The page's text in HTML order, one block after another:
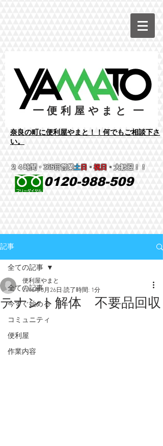
0120-988-509
２４時間 ・365日営業土日 ・祝日 ・大歓迎！！
​奈良の町に便利屋やまと！！何でもご相談下さ
い。
ー 便利屋やまと ー
記事
全ての記事
今すぐ始める
コミュニティ
便利屋
作業内容
全ての記事
テナント解体 不要品回収
便利屋やまと
2016年8月26日 読了時間: 1分